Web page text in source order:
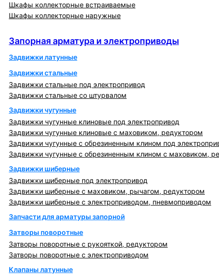
Шкафы коллекторные встраиваемые
Шкафы коллекторные наружные
Запорная арматура и электроприводы
Задвижки латунные
Задвижки стальные
Задвижки стальные под электропривод
Задвижки стальные со штурвалом
Задвижки чугунные
Задвижки чугунные клиновые под электропривод
Задвижки чугунные клиновые с маховиком, редуктором
Задвижки чугунные с обрезиненным клином под
Задвижки чугунные с обрезиненным клином с маховиком,
Задвижки шиберные
Задвижки шиберные под электропривод
Задвижки шиберные с маховиком, рычагом, редуктором
Задвижки шиберные с электроприводом, пневмоприводом
Запчасти для арматуры запорной
Затворы поворотные
Затворы поворотные с рукояткой, редуктором
Затворы поворотные с электроприводом
Клапаны латунные